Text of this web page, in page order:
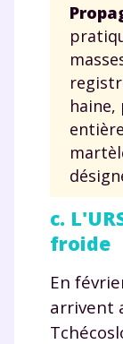
haine,
c.
froide
En
arrivent